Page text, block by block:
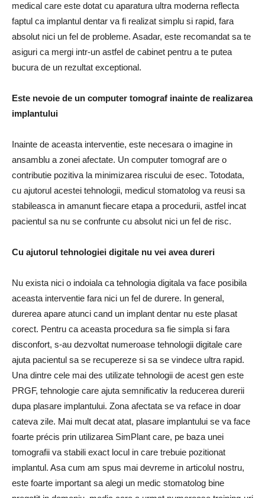
medical care este dotat cu aparatura ultra moderna reflecta
faptul ca implantul dentar va fi realizat simplu si rapid, fara
absolut nici un fel de probleme. Asadar, este recomandat sa te
asiguri ca mergi intr-un astfel de cabinet pentru a te putea
bucura de un rezultat exceptional.
Este nevoie de un computer tomograf inainte de realizarea
implantului
Inainte de aceasta interventie, este necesara o imagine in
ansamblu a zonei afectate. Un computer tomograf are o
contributie pozitiva la minimizarea riscului de esec. Totodata,
cu ajutorul acestei tehnologii, medicul stomatolog va reusi sa
stabileasca in amanunt fiecare etapa a procedurii, astfel incat
pacientul sa nu se confrunte cu absolut nici un fel de risc.
Cu ajutorul tehnologiei digitale nu vei avea dureri
Nu exista nici o indoiala ca tehnologia digitala va face posibila
aceasta interventie fara nici un fel de durere. In general,
durerea apare atunci cand un implant dentar nu este plasat
corect. Pentru ca aceasta procedura sa fie simpla si fara
disconfort, s-au dezvoltat numeroase tehnologii digitale care
ajuta pacientul sa se recupereze si sa se vindece ultra rapid.
Una dintre cele mai des utilizate tehnologii de acest gen este
PRGF, tehnologie care ajuta semnificativ la reducerea durerii
dupa plasare implantului. Zona afectata se va reface in doar
cateva zile. Mai mult decat atat, plasare implantului se va face
foarte précis prin utilizarea SimPlant care, pe baza unei
tomografii va stabili exact locul in care trebuie pozitionat
implantul. Asa cum am spus mai devreme in articolul nostru,
este foarte important sa alegi un medic stomatolog bine